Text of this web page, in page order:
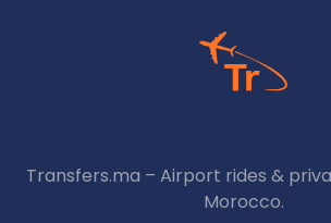
Transfers.ma – Airport rides &
Morocco.